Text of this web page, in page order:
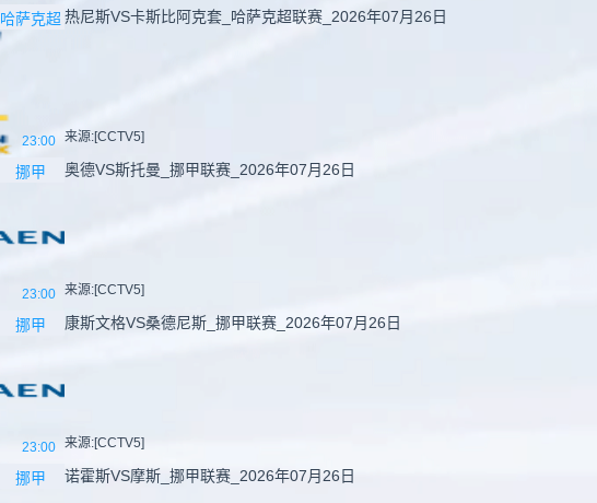
哈萨克超
23:00
热尼斯VS卡斯比阿克套_哈萨克超联赛_2026年07月26日
来源:[CCTV5]
挪甲
23:00
奥德VS斯托曼_挪甲联赛_2026年07月26日
来源:[CCTV5]
挪甲
23:00
康斯文格VS桑德尼斯_挪甲联赛_2026年07月26日
来源:[CCTV5]
挪甲 诺霍斯VS摩斯_挪甲联赛_2026年07月26日